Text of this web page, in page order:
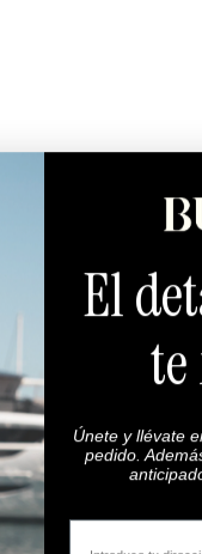
El
Únete y llévate
pedido.
Email